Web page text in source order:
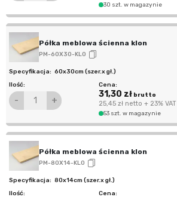
30 szt. w magazynie
Półka meblowa ścienna klon
PM-60X30-KLO
60x30cm (szer.x gł.)
- +
31,30 złbrutto
25,45 złnetto + 23% VAT
53 szt. w magazynie
Półka meblowa ścienna klon
PM-80X14-KLO
80x14cm (szer.x gł.)